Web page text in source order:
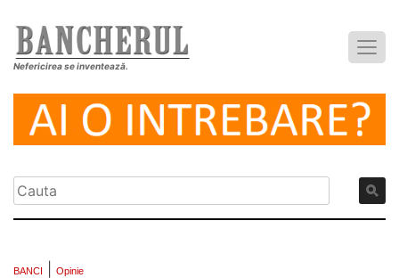
Nefericirea se inventează.
BANCI Opinie